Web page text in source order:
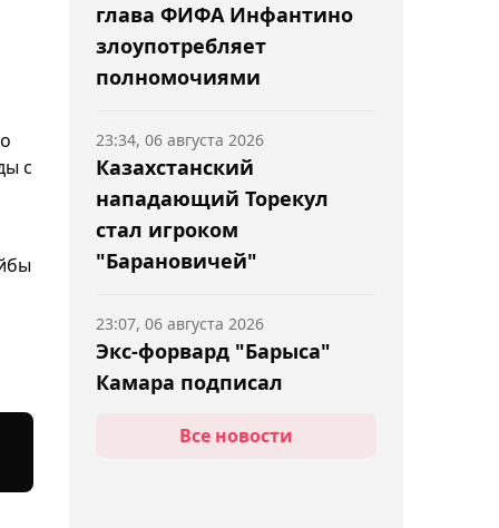
с
глава ФИФА Инфантино
злоупотребляет
полномочиями
Казахстанский
нападающий Торекул
стал игроком
"Барановичей"
23:34, 06 августа 2026
Экс-форвард "Барыса"
Камара подписал
23:07, 06 августа 2026
Все новости